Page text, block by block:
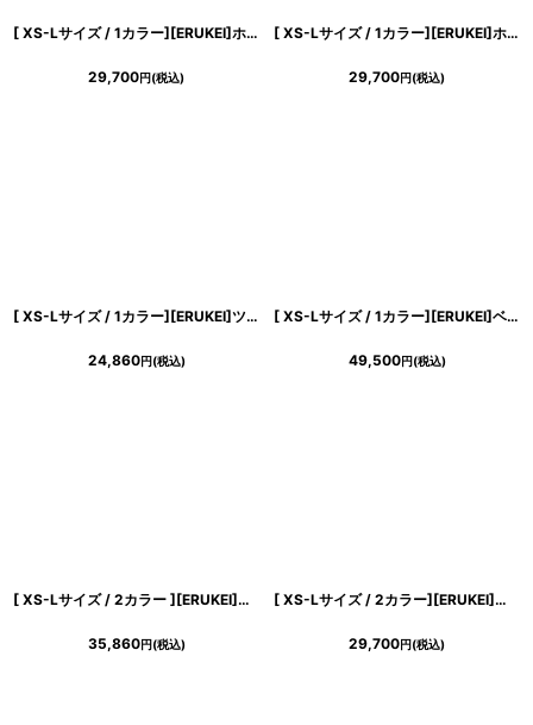
[ XS-Lサイズ / 1カラー][ERUKEI]ホワイト×レッド・花柄・Aライン・ノースリーブ・シフォン・ロングドレス・ワンピース[山崎みどり着用][送料無料]myrd
29,700円(税込)
[ XS-Lサイズ / 1カラー][ERUKEI]ホワイト×ブラック・大理石・Aライン・ノースリーブ・ロングドレス・ワンピース[山崎みどり着用]《送料＆代引き手数料無料》 mywhbk
29,700円(税込)
[ XS-Lサイズ / 1カラー][ERUKEI]ツイード・リボン・スパンコール・フレア・Aライン・ノースリーブ・ミニドレス・ワンピース[山崎みどり着用][送料無料] mypk
24,860円(税込)
[ XS-Lサイズ / 1カラー][ERUKEI]ベア・ジャガード・金糸・花柄・Aライン・切替・フレア・ロングドレス[山崎みどり着用][送料無料] mysl
49,500円(税込)
[ XS-Lサイズ / 2カラー ][ERUKEI]花柄・刺繍・チュール・スパンコール・長袖・ロングスリーブ・シアー・マキシ丈・Aライン・フレア・ロングドレス[山崎みどり着用][送料無料] mygr
35,860円(税込)
[ XS-Lサイズ / 2カラー][ERUKEI]総レース Vネック 七分袖 花柄 ブラック ホワイト マーメイド ロングドレス ワンピース[送料無料][山崎みどり着用]mybk
29,700円(税込)